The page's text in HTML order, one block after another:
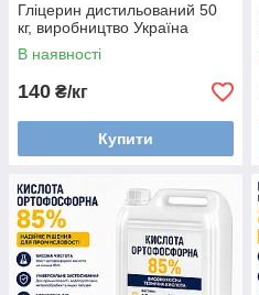
Гліцерин дистильований 50
кг, виробництво Україна
В наявності
140 ₴/кг
Купити